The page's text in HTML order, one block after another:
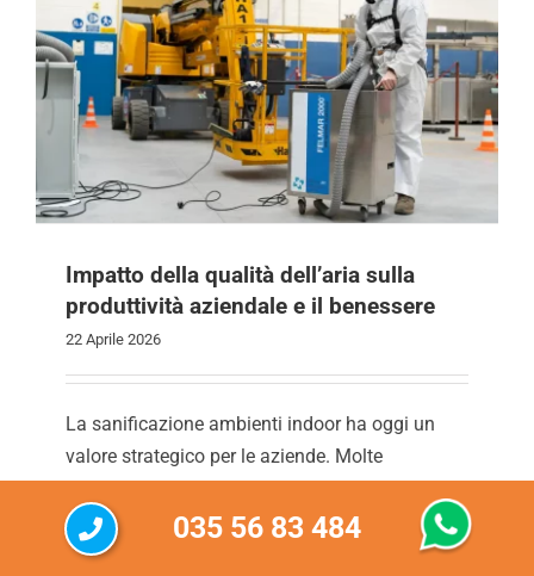
035 56 83 484
Impatto della qualità dell’aria sulla
produttività aziendale e il benessere
22 Aprile 2026
La sanificazione ambienti indoor ha oggi un
valore strategico per le aziende. Molte